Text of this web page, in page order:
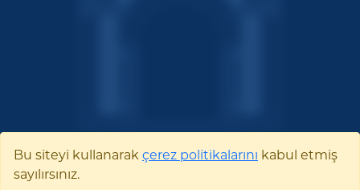
Bu siteyi kullanarak çerez politikalarını kabul etmiş
sayılırsınız.